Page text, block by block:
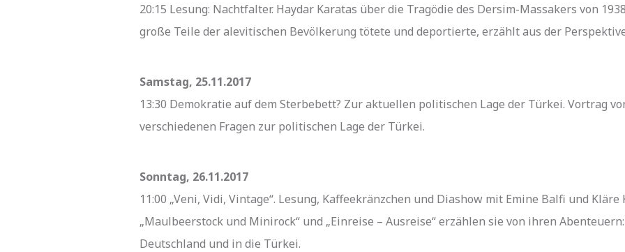
20:15 Lesung: Nachtfalter. Haydar Karatas über die Tragödie des Dersim-Massakers von
große Teile der alevitischen Bevölkerung tötete und deportierte, erzählt aus der
Samstag, 25.11.2017
13:30 Demokratie auf dem Sterbebett? Zur aktuellen politischen Lage der Türkei. Vortrag
verschiedenen Fragen zur politischen Lage der Türkei.
Sonntag, 26.11.2017
11:00 „Veni, Vidi, Vintage“. Lesung, Kaffeekränzchen und Diashow mit Emine Balfi und
„Maulbeerstock und Minirock“ und „Einreise – Ausreise“ erzählen sie von ihren
Deutschland und in die Türkei.